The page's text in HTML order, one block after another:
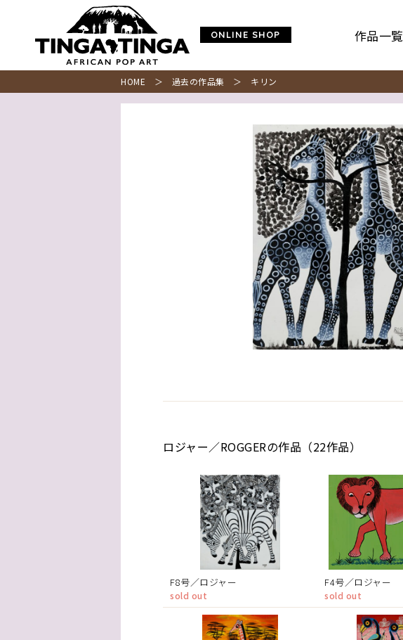
ONLINE SHOP 作品一覧
HOME ＞ 過去の作品集 ＞ キリン
ロジャー／ROGGERの作品（22作品）
F8号／ロジャー
sold out
F4号／ロジャー
sold out